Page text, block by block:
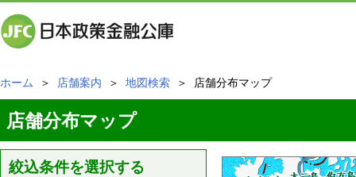
ホーム ＞ 店舗案内 ＞ 地図検索 ＞ 店舗分布マップ
店舗分布マップ
絞込条件を選択する